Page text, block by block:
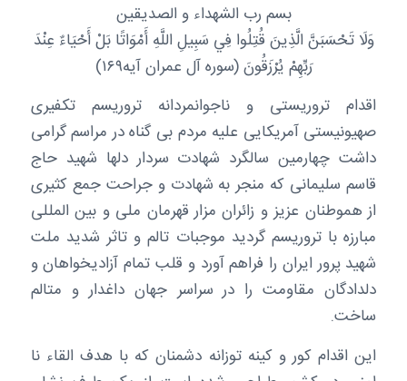
بسم رب الشهداء و الصديقين
وَلَا تَحْسَبَنَّ الَّذِينَ قُتِلُوا فِي سَبِيلِ اللَّهِ أَمْوَاتًا بَلْ أَحْيَاءٌ عِنْدَ
رَبِّهِمْ يُرْزَقُونَ (سوره آل عمران آیه۱۶۹)
اقدام تروریستی و ناجوانمردانه تروریسم تکفیری
صهیونیستی آمریکایی علیه مردم بی گناه در مراسم گرامی
داشت چهارمین سالگرد شهادت سردار دلها شهید حاج
قاسم سلیمانی که منجر به شهادت و جراحت جمع کثیری
از هموطنان عزیز و زائران مزار قهرمان ملی و بین المللی
مبارزه با تروریسم گردید موجبات تالم و تاثر شدید ملت
شهید پرور ایران را فراهم آورد و قلب تمام آزادیخواهان و
دلدادگان مقاومت را در سراسر جهان داغدار و متالم
ساخت.
این اقدام کور و کینه توزانه دشمنان که با هدف القاء نا